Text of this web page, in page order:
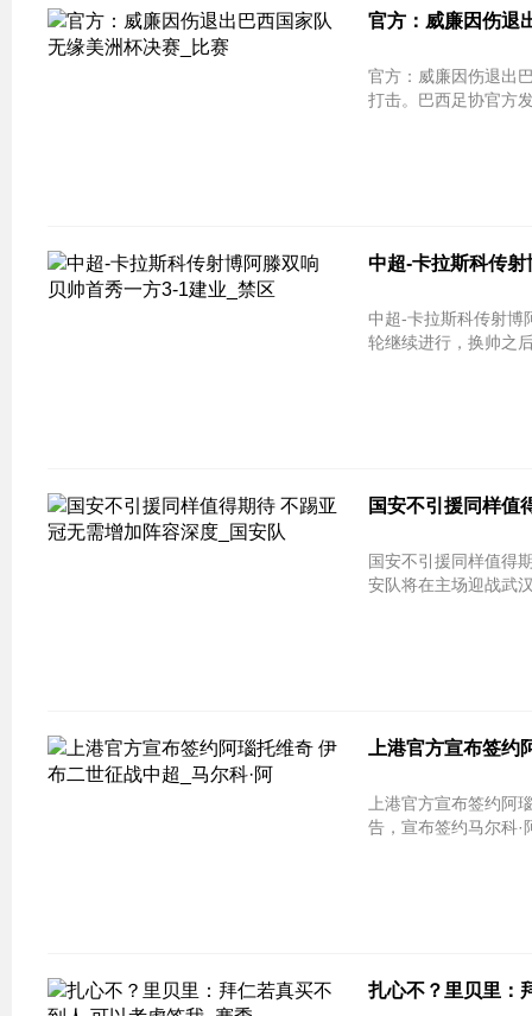
官方：威廉因伤退
官方：威廉因伤退出巴西国家队 无缘
打击。巴西足协官方
中超-卡拉斯科传
中超-卡拉斯科传射博阿滕双响 贝
轮继续进行，换帅之
国安不引援同样值
国安不引援同样值得期待 不踢亚
安队将在主场迎战武
上港官方宣布签
上港官方宣布签约阿瑙托维奇 伊
告，宣布签约马尔科
扎心不？里贝里：